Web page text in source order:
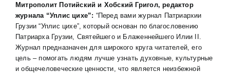
Митрополит Потийский и Хобский Григол, редактор
журнала “Уплис цихе”: “Перед вами журнал Патриархии
Грузии “Уплис цихе”, который основан по благословению
Патриарха Грузии, Святейшего и Блаженнейшего Илии II.
Журнал предназначен для широкого круга читателей, его
цель – помогать людям лучше узнать духовные, культурные
и общечеловеческие ценности, что является неизбежной